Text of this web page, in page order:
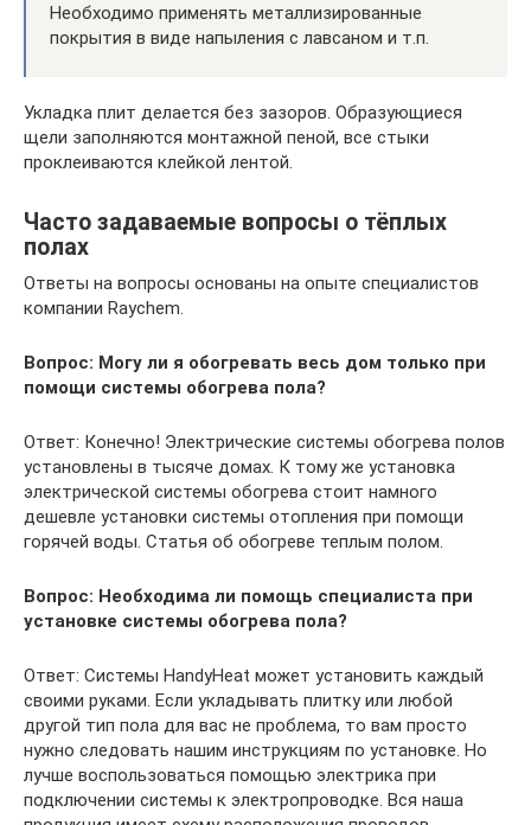
Необходимо применять металлизированные
покрытия в виде напыления с лавсаном и т.п.
Укладка плит делается без зазоров. Образующиеся
щели заполняются монтажной пеной, все стыки
проклеиваются клейкой лентой.
Часто задаваемые вопросы о тёплых
полах
Ответы на вопросы основаны на опыте специалистов
компании Raychem.
Вопрос: Могу ли я обогревать весь дом только при
помощи системы обогрева пола?
Ответ: Конечно! Электрические системы обогрева полов
установлены в тысяче домах. К тому же установка
электрической системы обогрева стоит намного
дешевле установки системы отопления при помощи
горячей воды. Статья об обогреве теплым полом.
Вопрос: Необходима ли помощь специалиста при
установке системы обогрева пола?
Ответ: Системы HandyHeat может установить каждый
своими руками. Если укладывать плитку или любой
другой тип пола для вас не проблема, то вам просто
нужно следовать нашим инструкциям по установке. Но
лучше воспользоваться помощью электрика при
подключении системы к электропроводке. Вся наша